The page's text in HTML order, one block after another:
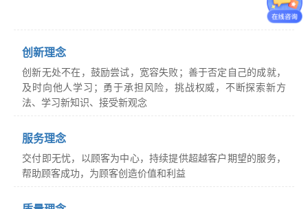
创新理念
创新无处不在，鼓励尝试，宽容失败；善于否定自己的成就，
及时向他人学习；勇于承担风险，挑战权威，不断探索新方
法、学习新知识、接受新观念
服务理念
交付即无忧，以顾客为中心，持续提供超越客户期望的服务，
帮助顾客成功，为顾客创造价值和利益